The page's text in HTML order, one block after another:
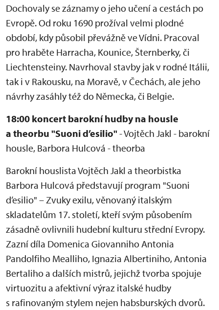
Dochovaly se záznamy o jeho učení a cestách po
Evropě. Od roku 1690 prožíval velmi plodné
období, kdy působil převážně ve Vídni. Pracoval
pro hraběte Harracha, Kounice, Šternberky, či
Liechtensteiny. Navrhoval stavby jak v rodné Itálii,
tak i v Rakousku, na Moravě, v Čechách, ale jeho
návrhy zasáhly též do Německa, či Belgie.
18:00 koncert barokní hudby na housle
a theorbu "Suoni d’esilio"- Vojtěch Jakl - barokní
housle, Barbora Hulcová - theorba
Barokní houslista Vojtěch Jakl a theorbistka
Barbora Hulcová představují program "Suoni
d’esilio" – Zvuky exilu, věnovaný italským
skladatelům 17. století, kteří svým působením
zásadně ovlivnili hudební kulturu střední Evropy.
Zazní díla Domenica Giovanniho Antonia
Pandolfiho Mealliho, Ignazia Albertiniho, Antonia
Bertaliho a dalších mistrů, jejichž tvorba spojuje
virtuozitu a afektivní výraz italské hudby
s rafinovaným stylem nejen habsburských dvorů.